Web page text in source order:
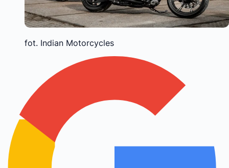
fot. Indian Motorcycles